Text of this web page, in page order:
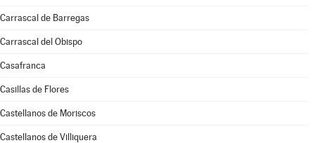
Carrascal de Barregas
Carrascal del Obispo
Casafranca
Casillas de Flores
Castellanos de Moriscos
Castellanos de Villiquera